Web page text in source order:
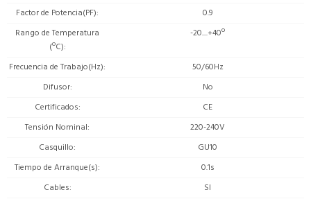
Factor de Potencia(PF)
0.9
Rango de Temperatura
(ºC)
-20....+40º
Frecuencia de Trabajo(Hz)
50/60Hz
Difusor
No
Certificados
CE
Tensión Nominal
220-240V
Casquillo
GU10
Tiempo de Arranque(s)
0.1s
Cables
SI